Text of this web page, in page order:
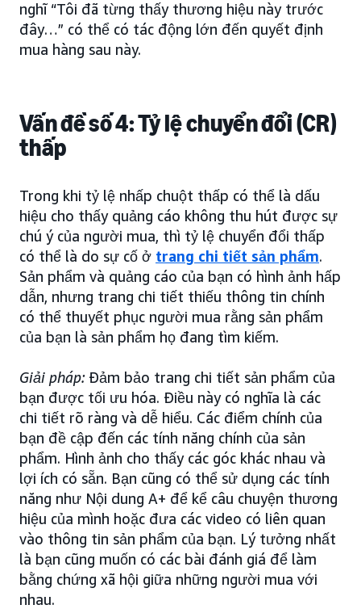
nghĩ “Tôi đã từng thấy thương hiệu này trước
đây…” có thể có tác động lớn đến quyết định
mua hàng sau này.
Vấn đề số 4: Tỷ lệ chuyển đổi (CR)
thấp
Trong khi tỷ lệ nhấp chuột thấp có thể là dấu
hiệu cho thấy quảng cáo không thu hút được sự
chú ý của người mua, thì tỷ lệ chuyển đổi thấp
có thể là do sự cố ở trang chi tiết sản phẩm.
Sản phẩm và quảng cáo của bạn có hình ảnh hấp
dẫn, nhưng trang chi tiết thiếu thông tin chính
có thể thuyết phục người mua rằng sản phẩm
của bạn là sản phẩm họ đang tìm kiếm.
Giải pháp: Đảm bảo trang chi tiết sản phẩm của
bạn được tối ưu hóa. Điều này có nghĩa là các
chi tiết rõ ràng và dễ hiểu. Các điểm chính của
bạn đề cập đến các tính năng chính của sản
phẩm. Hình ảnh cho thấy các góc khác nhau và
lợi ích có sẵn. Bạn cũng có thể sử dụng các tính
năng như Nội dung A+ để kể câu chuyện thương
hiệu của mình hoặc đưa các video có liên quan
vào thông tin sản phẩm của bạn. Lý tưởng nhất
là bạn cũng muốn có các bài đánh giá để làm
bằng chứng xã hội giữa những người mua với
nhau.